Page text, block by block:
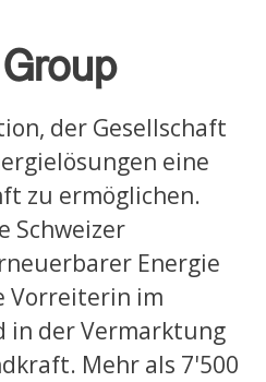
der Gesellschaft
eine
zu ermöglichen.
Schweizer
Energie
Vorreiterin im
in der Vermarktung
Mehr als 7'500